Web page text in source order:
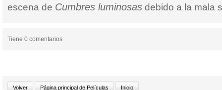
escena de Cumbres luminosas debido a la mala
Tiene 0 comentarios